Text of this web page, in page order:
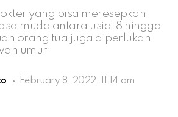
yang bisa meresepkan
muda antara usia 18 hingga
orang tua juga diperlukan
umur
February 8, 2022, 11:14 am